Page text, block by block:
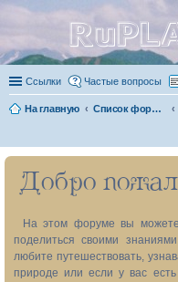
Ссылки Частые вопросы
На главную Список форумов
Добро
На этом форуме вы можете
поделиться своими
любите путешествовать,
природе или если у вас